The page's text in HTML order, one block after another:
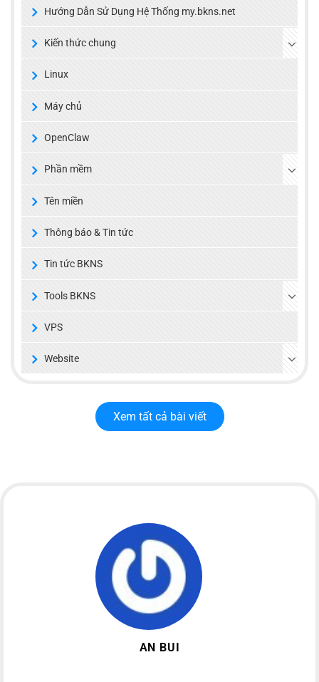
Hướng Dẫn Sử Dụng Hệ Thống my.bkns.net
Kiến thức chung
Linux
Máy chủ
OpenClaw
Phần mềm
Tên miền
Thông báo & Tin tức
Tin tức BKNS
Tools BKNS
VPS
Website
Xem tất cả bài viết
AN BUI